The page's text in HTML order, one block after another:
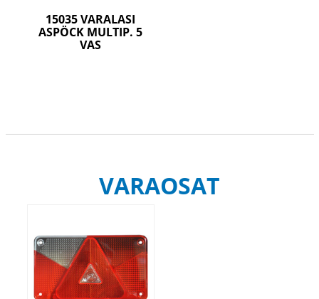
15035 VARALASI
ASPÖCK MULTIP. 5
VAS
VARAOSAT